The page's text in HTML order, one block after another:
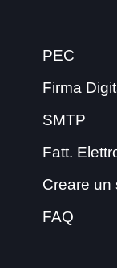
PEC
Firma
SMTP
Fatt.
Creare un
FAQ